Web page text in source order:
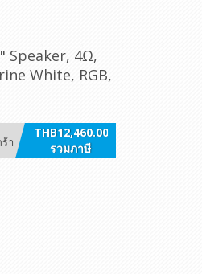
Speaker, 4Ω,
White, RGB,
THB12,460.00
รวมภาษี
า